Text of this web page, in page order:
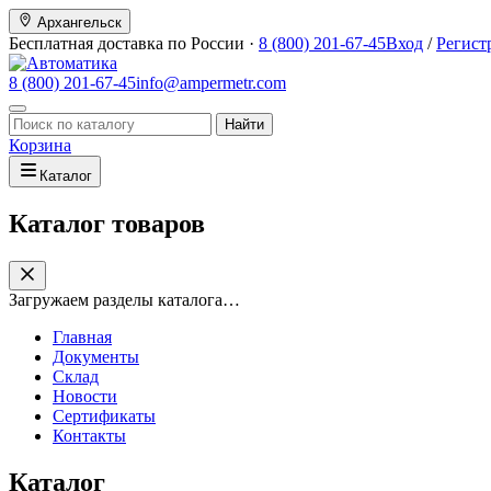
Архангельск
Бесплатная доставка по России · 8 (800) 201-67-45Вход /
8 (800) 201-67-45info@ampermetr.com
Найти
Корзина
Каталог
Каталог товаров
Загружаем разделы каталога…
Главная
Документы
Склад
Новости
Сертификаты
Контакты
Каталог